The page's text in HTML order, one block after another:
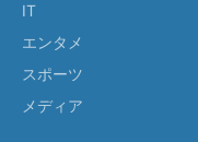
IT
エンタメ
スポーツ
メディア